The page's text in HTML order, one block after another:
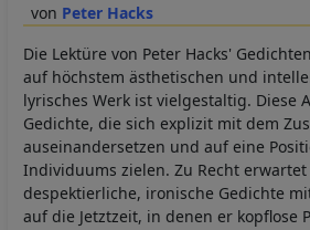
Peter Hacks
Die Lektüre von Peter Hacks'
auf höchstem ästhetischen und
lyrisches Werk ist vielgestaltig. Diese
Gedichte, die sich explizit mit dem
auseinandersetzen und auf eine
Individuums zielen. Zu Recht
despektierliche, ironische Gedichte
auf die Jetztzeit, in denen er kopflose